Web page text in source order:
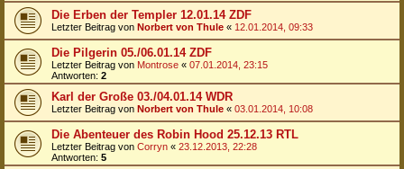
Die Erben der Templer 12.01.14 ZDF
Letzter Beitrag von Norbert von Thule « 12.01.2014, 09:33
Die Pilgerin 05./06.01.14 ZDF
Letzter Beitrag von Montrose « 07.01.2014, 23:15
Antworten: 2
Karl der Große 03./04.01.14 WDR
Letzter Beitrag von Norbert von Thule « 03.01.2014, 10:08
Die Abenteuer des Robin Hood 25.12.13 RTL
Letzter Beitrag von Corryn « 23.12.2013, 22:28
Antworten: 5